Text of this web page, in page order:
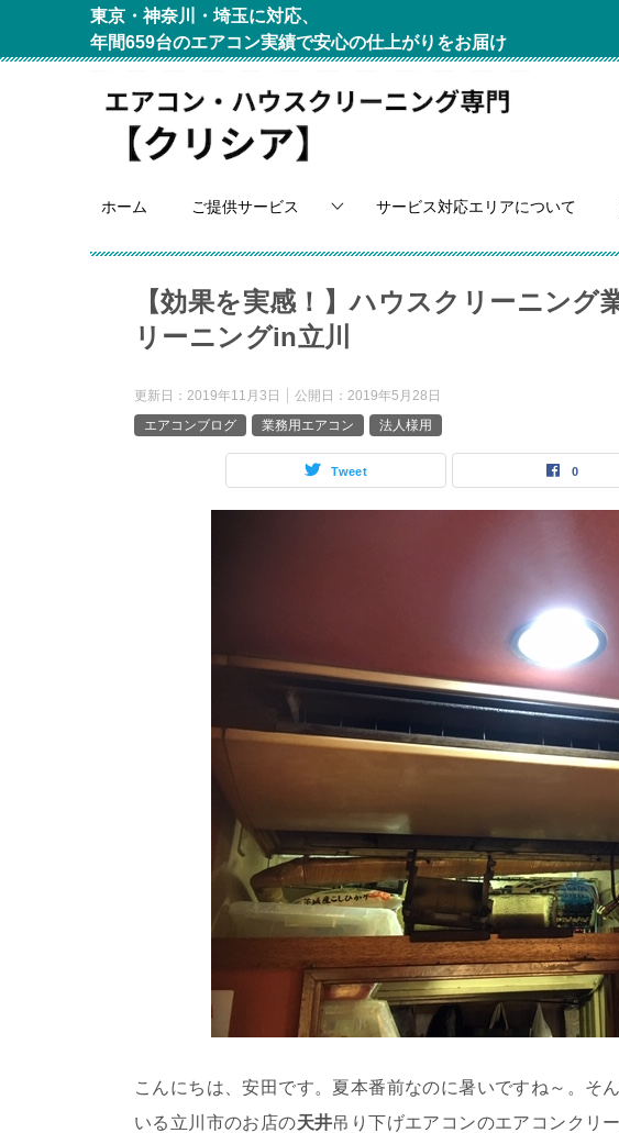
東京・神奈川・埼玉に対応、
年間659台のエアコン実績で安心の仕上がりをお届け
ホーム ご提供サービス サービス対応エリアについて
【効果を実感！】ハウスクリーニング
リーニングin立川
更新日： 2019年11月3日 公開日： 2019年5月28日
エアコンブログ
業務用エアコン 法人様用
Tweet 0
こんにちは、安田です。夏本番前なのに暑いですね～。そ
いる立川市のお店の天井吊り下げエアコンのエアコンクリ